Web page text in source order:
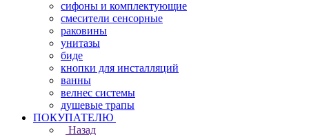
сифоны и комплектующие
смесители сенсорные
раковины
унитазы
биде
кнопки для инсталляций
ванны
велнес системы
душевые трапы
ПОКУПАТЕЛЮ
Назад